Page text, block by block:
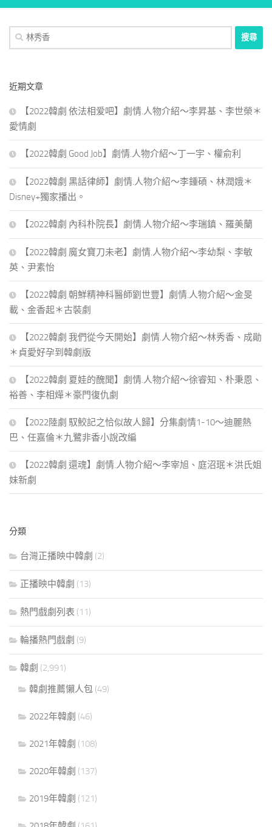
搜
尋
字:
近期文章
【2022韓劇 依法相爱吧】劇情.人物介紹～李昇基、李世榮＊
愛情劇
【2022韓劇 Good Job】劇情.人物介紹～丁一宇、權俞利
【2022韓劇 黑話律師】劇情.人物介紹～李鍾碩、林潤娥＊
Disney+獨家播出。
【2022韓劇 內科朴院長】劇情.人物介紹～李瑞鎮、羅美蘭
【2022韓劇 魔女寶刀未老】劇情.人物介紹～李幼梨、李敏
英、尹素怡
【2022韓劇 朝鮮精神科醫師劉世豐】劇情.人物介紹～金旻
載、金香起＊古裝劇
【2022韓劇 我們從今天開始】劇情.人物介紹～林秀香、成勛
＊貞愛好孕到韓劇版
【2022韓劇 夏娃的醜聞】劇情.人物介紹～徐睿知、朴秉恩、
裕善、李相燁＊豪門復仇劇
【2022陸劇 馭鮫記之恰似故人歸】分集劇情1-10～迪麗熱
巴、任嘉倫＊九鷺非香小說改編
【2022韓劇 還魂】劇情.人物介紹～李宰旭、庭沼珉＊洪氏姐
妹新劇
分類
台灣正播映中韓劇 (2)
正播映中韓劇 (13)
熱門戲劇列表 (11)
輪播熱門戲劇 (9)
韓劇 (2,991)
韓劇推薦懶人包 (49)
2022年韓劇 (46)
2021年韓劇 (108)
2020年韓劇 (137)
2019年韓劇 (121)